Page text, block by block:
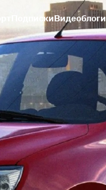
ПодпискиВидеоблоги